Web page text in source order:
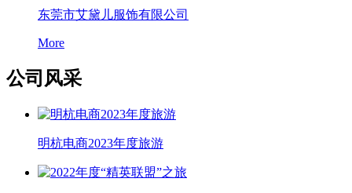
东莞市艾黛儿服饰有限公司
More
公司风采
明杭电商2023年度旅游